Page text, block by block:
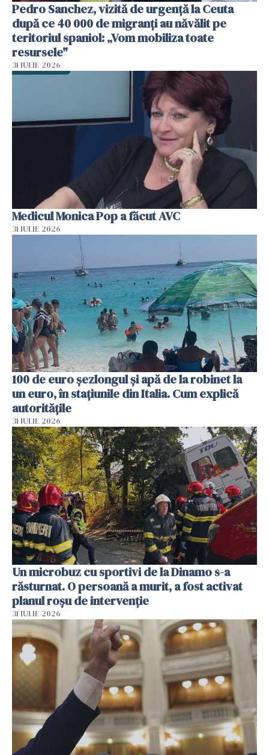
Pedro Sanchez, vizită de urgență la Ceuta
după ce 40 000 de migranți au năvălit pe
teritoriul spaniol: „Vom mobiliza toate
resursele"
31 IULIE 2026
Medicul Monica Pop a făcut AVC
31 IULIE 2026
100 de euro șezlongul și apă de la robinet la
un euro, în stațiunile din Italia. Cum explică
autoritățile
31 IULIE 2026
Un microbuz cu sportivi de la Dinamo s-a
răsturnat. O persoană a murit, a fost activat
planul roșu de intervenție
31 IULIE 2026